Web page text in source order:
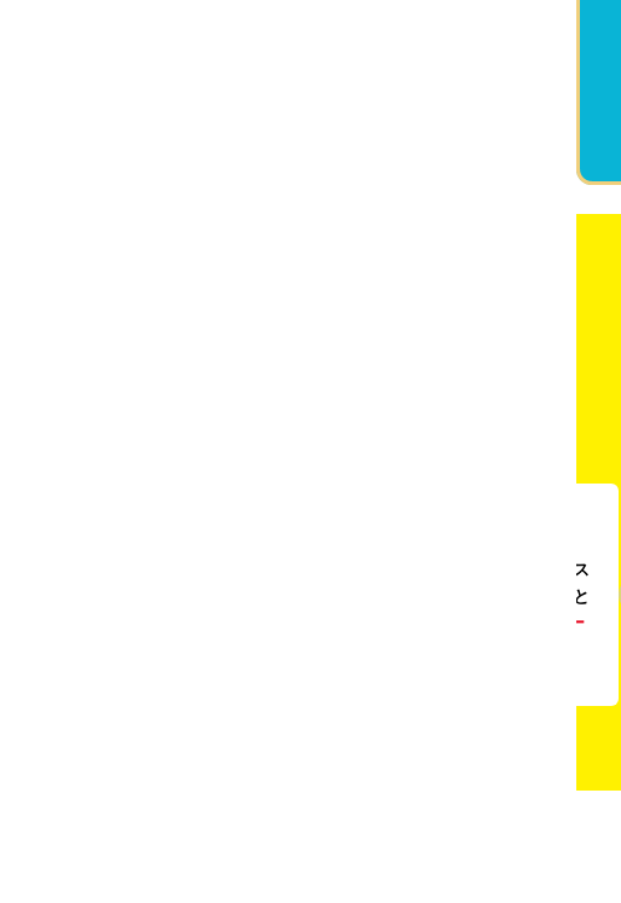
。ガソリンス
タンドや整備工場の既存インフラを活用すること
リー